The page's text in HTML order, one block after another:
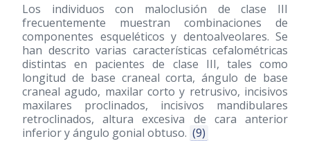
Los individuos con maloclusión de clase III
frecuentemente muestran combinaciones de
componentes esqueléticos y dentoalveolares. Se
han descrito varias características cefalométricas
distintas en pacientes de clase III, tales como
longitud de base craneal corta, ángulo de base
craneal agudo, maxilar corto y retrusivo, incisivos
maxilares proclinados, incisivos mandibulares
retroclinados, altura excesiva de cara anterior
inferior y ángulo gonial obtuso. (9)